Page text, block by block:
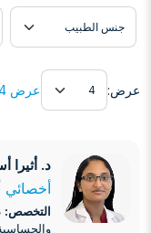
عرض:
عرض
عرض 4 من 13 الطبيبات لك
د. أثيرا
د. أثيرا
أخصائي
التخصص: